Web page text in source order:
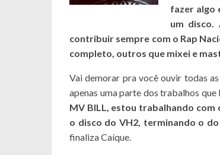
fazer algo
um disco.
contribuir sempre com o Rap
completo, outros que mixei e
Vai demorar pra você ouvir todas
apenas uma parte dos trabalhos
MV BILL, estou trabalhando
o disco do VH2, terminando o
finaliza Caíque.